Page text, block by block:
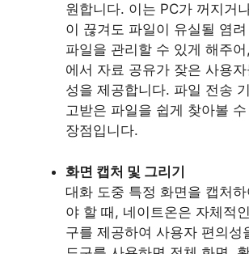
원합니다. 이는 PC가 꺼지거
이 끊겨도 파일이 유실될 염
파일을 관리할 수 있게 해주
에서 자료 공유가 잦은 사용
성을 제공합니다. 파일 전송
고받은 파일을 쉽게 찾아볼
장점입니다.
화면 캡처 및 그리기
대화 도중 특정 화면을 캡처
야 할 때, 네이트온은 자체적
구를 제공하여 사용자 편의성